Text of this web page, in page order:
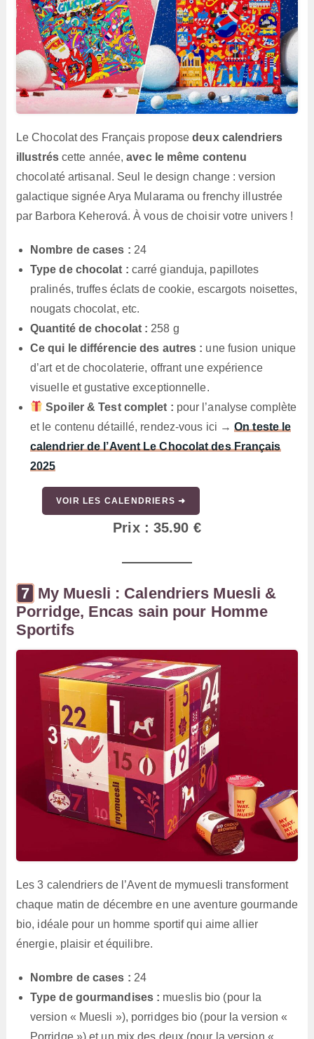
Le Chocolat des Français proposedeux calendriers
illustréscette année,avec le même contenu
chocolaté artisanal. Seul le design change : version
galactique signée Arya Mularama ou frenchy illustrée
par Barbora Keherová. À vous de choisir votre univers !
Nombre de cases : 24
Type de chocolat : carré gianduja, papillotes
pralinés, truffes éclats de cookie, escargots noisettes,
nougats chocolat, etc.
Quantité de chocolat : 258 g
Ce qui le différencie des autres : une fusion unique
d’art et de chocolaterie, offrant une expérience
visuelle et gustative exceptionnelle.
Spoiler & Test complet : pour l’analyse complète
et le contenu détaillé, rendez-vous ici →On teste le
calendrier de l’Avent Le Chocolat des Français
2025
VOIR LES CALENDRIERS ➜
Prix : 35.90 €
My Muesli : Calendriers Muesli &
Porridge, Encas sain pour Homme
Sportifs
Les 3 calendriers de l’Avent de mymuesli transforment
chaque matin de décembre en une aventure gourmande
bio, idéale pour un homme sportif qui aime allier
énergie, plaisir et équilibre.
Nombre de cases : 24
Type de gourmandises : mueslis bio (pour la
version « Muesli »), porridges bio (pour la version «